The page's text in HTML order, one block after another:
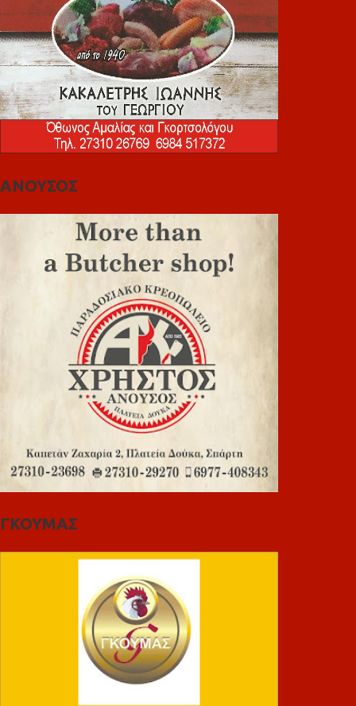
ΑΝΟΥΣΟΣ
ΓΚΟΥΜΑΣ